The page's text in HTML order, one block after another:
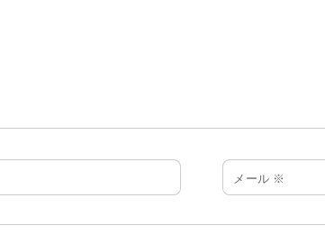
メール ※